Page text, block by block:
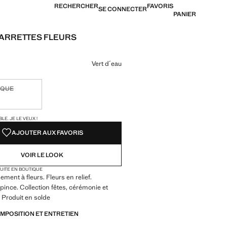
RECHERCHERSE CONNECTERFAVORIS
PANIER
FLEURS
€ ]
couleur
Vert d´eau
Je le veux !
!
JE LE VEUX !
AJOUTER AUX FAVORIS
VOIR LE LOOK
EN BOUTIQUE
à fleurs. Fleurs en relief.
Collection fêtes, cérémonie et
en solde
ET ENTRETIEN